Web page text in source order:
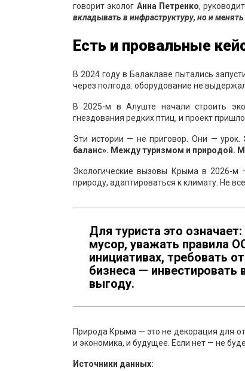
говорит эколог Анна Петренко,
вкладывать в инфраструктуру, но и
Есть и провальные
В 2024 году в Балаклаве пытались
через полгода: оборудование не
В 2025-м в Алуште начали строить
гнездования редких птиц, и проект
Эти истории — не приговор. Они — урок.
баланс». Между туризмом и природой.
Экологические вызовы Крыма в 2026-м
природу, адаптироваться к климату. Не
Для туриста это
мусор, уважать правила
инициативах, требовать
бизнеса — инвестировать
выгоду.
Природа Крыма — это не декорация для
и экономика, и будущее. Если нет — не
Источники данных: